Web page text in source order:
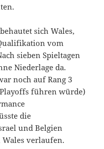
sich Wales,
vom
sieben Spieltagen
Niederlage da.
noch auf Rang 3
führen würde)
die
und Belgien
verlaufen.